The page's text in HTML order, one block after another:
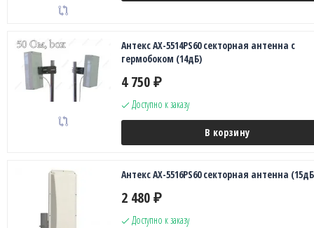
Антекс AX-5514PS60 секторная антенна с
гермобоком (14дБ)
4 750 ₽
Доступно к заказу
В корзину
Антекс AX-5516PS60 секторная антенна
2 480 ₽
Доступно к заказу